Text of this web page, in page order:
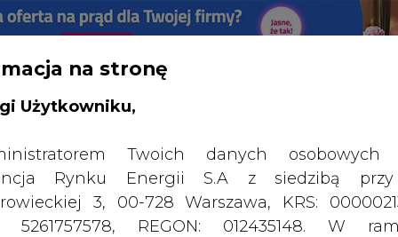
na stronę
Użytkowniku,
Twoich danych osobowych
Rynku Energii S.A z siedzibą
3, 00-728 Warszawa, KRS:
5261757578, REGON: 012435148. W